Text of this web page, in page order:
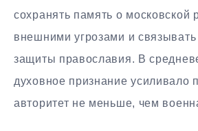
сохранять память о московской
внешними угрозами и связывать
защиты православия. В
духовное признание усиливало
авторитет не меньше, чем